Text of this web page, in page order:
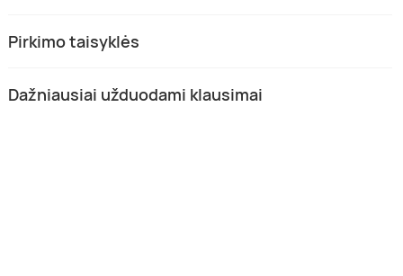
Pirkimo taisyklės
Dažniausiai užduodami klausimai